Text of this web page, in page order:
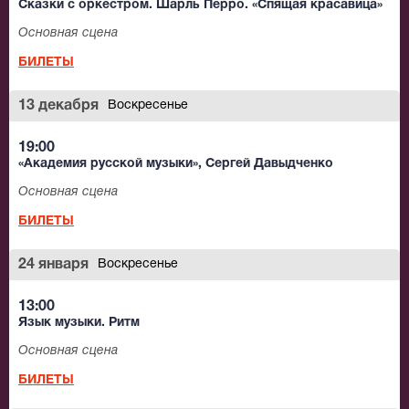
Сказки с оркестром. Шарль Перро. «Спящая красавица»
Основная сцена
БИЛЕТЫ
13 декабря Воскресенье
19:00
«Академия русской музыки», Сергей Давыдченко
Основная сцена
БИЛЕТЫ
24 января Воскресенье
13:00
Язык музыки. Ритм
Основная сцена
БИЛЕТЫ